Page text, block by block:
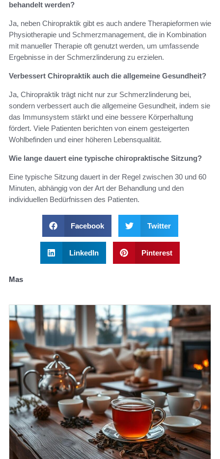
behandelt werden?
Ja, neben Chiropraktik gibt es auch andere Therapieformen wie
Physiotherapie und Schmerzmanagement, die in Kombination
mit manueller Therapie oft genutzt werden, um umfassende
Ergebnisse in der Schmerzlinderung zu erzielen.
Verbessert Chiropraktik auch die allgemeine Gesundheit?
Ja, Chiropraktik trägt nicht nur zur Schmerzlinderung bei,
sondern verbessert auch die allgemeine Gesundheit, indem sie
das Immunsystem stärkt und eine bessere Körperhaltung
fördert. Viele Patienten berichten von einem gesteigerten
Wohlbefinden und einer höheren Lebensqualität.
Wie lange dauert eine typische chiropraktische Sitzung?
Eine typische Sitzung dauert in der Regel zwischen 30 und 60
Minuten, abhängig von der Art der Behandlung und den
individuellen Bedürfnissen des Patienten.
Facebook Twitter
LinkedIn Pinterest
Mas